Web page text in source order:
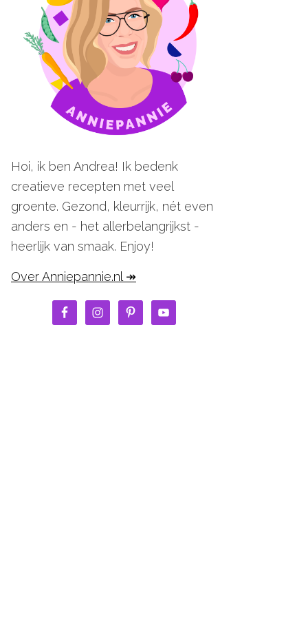
Hoi, ik ben Andrea! Ik bedenk
creatieve recepten met veel
groente. Gezond, kleurrijk, nét even
anders en - het allerbelangrijkst -
heerlijk van smaak. Enjoy!
Over Anniepannie.nl ↠